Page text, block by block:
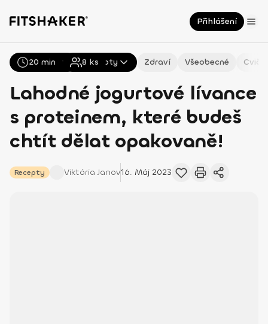
Přihlášení
Všechny Recepty Zdraví Všeobecné
Lahodné jogurtové lívance
s proteinem, které budeš
chtít dělat opakovaně!
Recepty Viktória Janov16. Máj 2023
20 min 8 ks